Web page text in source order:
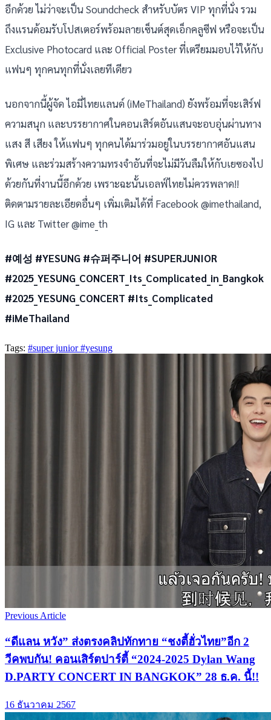
อีกด้วย ไม่ว่าจะเป็น Soundcheck สำหรับบัตร VIP ทุกที่นั่ง รวม
ถึงแรนด้อมรับโปสเตอร์พร้อมลายเซ็นต์สุดเอ็กคลูซีฟ หรือจะเป็น
Exclusive Photocard และ Official Poster ที่เตรียมมอบไว้ให้กับ
แฟนๆ ทุกคนทุกที่นั่งเลยทีเดียว
นอกจากนี้ผู้จัด ไอมี่ไทยแลนด์ (iMeThailand) ยังพร้อมที่จะเสิร์ฟ
ความสนุก และบรรยากาศในคอนเสิร์ตอันแสนจะอบอุ่นผ่านทาง
แสง สี เสียง ให้แฟนๆ ทุกคนได้มาร่วมอยู่ในบรรยากาศอันแสน
พิเศษ และร่วมสร้างความทรงจำอันที่จะไม่มีวันลืมให้กับเยซองไป
ด้วยกันที่งานนี้อีกด้วย เพราะฉะนั้นเอลฟ์ไทยไม่ควรพลาด!!
ติดตามรายละเอียดอื่นๆ เพิ่มเติมได้ที่ Facebook @imethailand,
IG และ Twitter @ime_th
#예성 #YESUNG #슈퍼주니어 #SUPERJUNIOR
#2025_YESUNG_CONCERT_Its_Complicated_in_Bangkok
#2025_YESUNG_CONCERT #Its_Complicated
#iMeThailand
Tags: #super junior#yesung
Previous Article
“ดีแลน หวัง” ส่งตรงคลิปทักทาย “ชงตี้ฮั่วไทย”อีก 2
วีคพบกัน! คอนเสิร์ตปาร์ตี้ “2024-2025 Dylan Wang
D.PARTY CONCERT IN BANGKOK” 28 ธ.ค. นี้!!
16 ธันวาคม 2567